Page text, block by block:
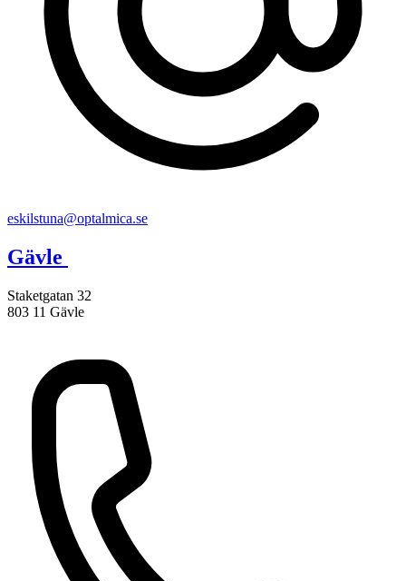
eskilstuna@optalmica.se
Gävle
Staketgatan 32
803 11 Gävle